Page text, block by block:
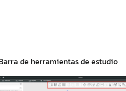
de herramientas de estudio